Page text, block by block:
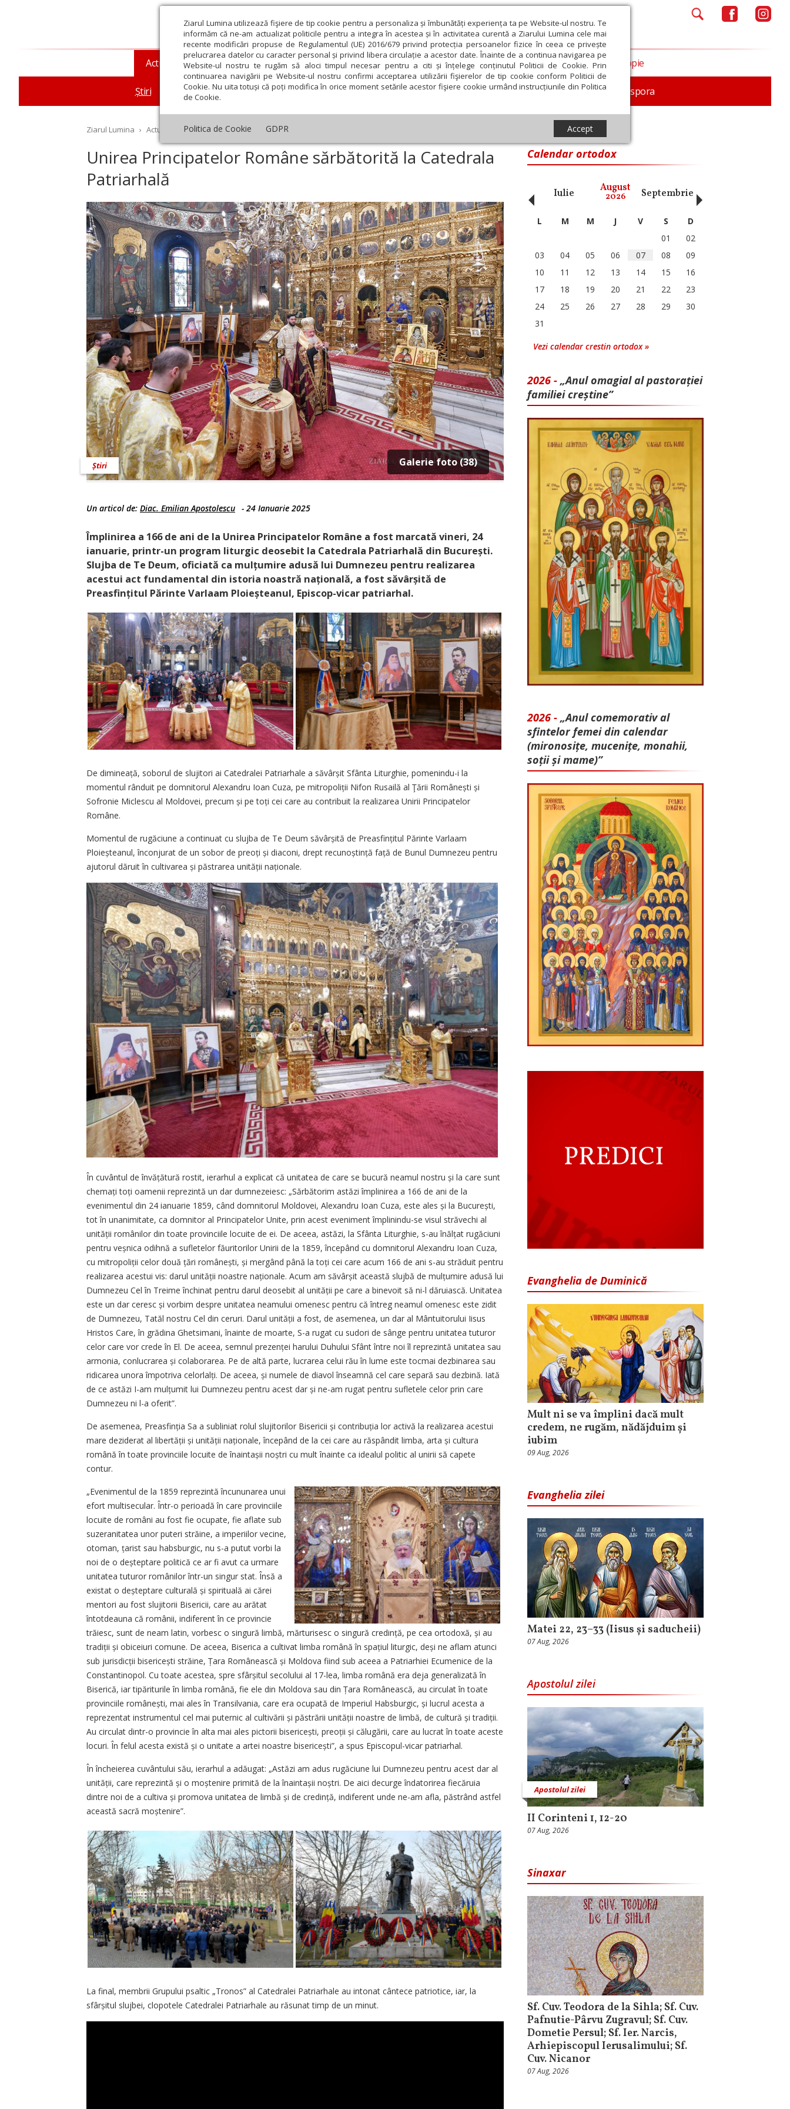
Ziarul Lumina utilizează fişiere de tip cookie pentru a personaliza și îmbunătăți experiența ta pe Website-ul nostru. Te
informăm că ne-am actualizat politicile pentru a integra în acestea și în activitatea curentă a Ziarului Lumina cele mai
recente modificări propuse de Regulamentul (UE) 2016/679 privind protecția persoanelor fizice în ceea ce privește
prelucrarea datelor cu caracter personal și privind libera circulație a acestor date. Înainte de a continua navigarea pe
Website-ul nostru te rugăm să aloci timpul necesar pentru a citi și înțelege conținutul Politicii de Cookie. Prin
continuarea navigării pe Website-ul nostru confirmi acceptarea utilizării fişierelor de tip cookie conform Politicii de
Cookie. Nu uita totuși că poți modifica în orice moment setările acestor fişiere cookie urmând instrucțiunile din Politica
de Cookie.
Politica de Cookie GDPR Accept
Actualitate religioasă
Știri Mesaje și cuvântări An omagial Comunicate de presă Documentar In memoriam Diaspora
Teologie și spiritualitate Educaţie și Cultură Societate Opinii Filantropie
Ziarul Lumina › Actualitate religioasă › Știri › Unirea Principatelor Române sărbătorită la Catedrala Patriarhală
Unirea Principatelor Române sărbătorită la Catedrala
Patriarhală
Galerie foto (38)
Știri
Un articol de: Diac. Emilian Apostolescu - 24 Ianuarie 2025
Împlinirea a 166 de ani de la Unirea Principatelor Române a fost marcată vineri, 24
ianuarie, printr-un program liturgic deosebit la Catedrala Patriarhală din București.
Slujba de Te Deum, oficiată ca mulțumire adusă lui Dumnezeu pentru realizarea
acestui act fundamental din istoria noastră națională, a fost săvârșită de
Preasfințitul Părinte Varlaam Ploieșteanul, Episcop-vicar patriarhal.
De dimineață, soborul de slujitori ai Catedralei Patriarhale a săvârșit Sfânta Liturghie, pomenindu-i la
momentul rânduit pe domnitorul Alexandru Ioan Cuza, pe mitro­po­liții Nifon Rusailă al Ţării Româ­nești și
Sofronie Miclescu al Moldovei, precum și pe toți cei care au contribuit la realizarea Unirii Principatelor
Române.
Momentul de rugăciune a continuat cu slujba de Te Deum săvâr­șită de Preasfințitul Părinte Varlaam
Ploieșteanul, înconjurat de un sobor de preoți și diaconi, drept recunoștință față de Bunul Dumnezeu pentru
ajutorul dăruit în cultivarea și păstrarea unității națio­nale.
În cuvântul de învățătură rostit, ierarhul a explicat că unitatea de care se bucură neamul nostru și la care sunt
chemați toți oamenii reprezintă un dar dumnezeiesc: „Sărbătorim astăzi împlinirea a 166 de ani de la
evenimentul din 24 ianuarie 1859, când domnitorul Moldovei, Alexandru Ioan Cuza, este ales și la București,
tot în unanimitate, ca domnitor al Principatelor Unite, prin acest eveniment împlinindu-se visul străvechi al
unității românilor din toate provinciile locuite de ei. De aceea, astăzi, la Sfânta Liturghie, s-au înălțat rugăciuni
pentru veșnica odihnă a sufletelor făuritorilor Unirii de la 1859, începând cu domnitorul Alexandru Ioan Cuza,
cu mitropoliții celor două țări românești, și mergând până la toți cei care acum 166 de ani s-au străduit pentru
realizarea acestui vis: darul unității noastre naționale. Acum am săvârșit această slujbă de mulțumire adusă lui
Dumnezeu Cel în Treime închinat pentru darul deosebit al unității pe care a binevoit să ni-l dăruiască. Unitatea
este un dar ceresc și vorbim despre unitatea neamului omenesc pentru că întreg neamul omenesc este zidit
de Dumnezeu, Tatăl nostru Cel din ceruri. Darul unității a fost, de asemenea, un dar al Mântuitorului Iisus
Hristos Care, în grădina Ghetsimani, înainte de moarte, S-a rugat cu sudori de sânge pentru unitatea tuturor
celor care vor crede în El. De aceea, semnul prezenței harului Duhului Sfânt între noi îl reprezintă unitatea sau
armonia, conlucrarea și colaborarea. Pe de altă parte, lucrarea celui rău în lume este tocmai dezbinarea sau
ridicarea unora împotriva celorlalți. De aceea, și numele de diavol înseamnă cel care separă sau dezbină. Iată
de ce astăzi I-am mulțumit lui Dumnezeu pentru acest dar și ne-am rugat pentru sufletele celor prin care
Dumnezeu ni l-a oferit”.
De asemenea, Preasfinția Sa a subliniat rolul slujitorilor Bisericii și contribuția lor activă la realizarea acestui
mare deziderat al libertății și unității naționale, începând de la cei care au răspândit limba, arta și cultura
română în toate provinciile locuite de înain­tașii noștri cu mult înainte ca idealul politic al unirii să capete
contur.
„Evenimentul de la 1859 reprezintă încununarea unui
efort multisecular. Într-o perioadă în care provinciile
locuite de români au fost fie ocupate, fie aflate sub
suzeranitatea unor puteri străine, a imperiilor vecine,
otoman, țarist sau habsburgic, nu s-a putut vorbi la
noi de o deșteptare politică ce ar fi avut ca urmare
unitatea tuturor românilor într-un singur stat. Însă a
existat o deșteptare culturală și spirituală ai cărei
mentori au fost slujitorii Bisericii, care au arătat
întotdeauna că românii, indiferent în ce provincie
trăiesc, sunt de neam latin, vorbesc o singură limbă, mărturisesc o singură credință, pe cea ortodoxă, și au
tradiții și obiceiuri comune. De aceea, Biserica a cultivat limba română în spațiul liturgic, deși ne aflam atunci
sub jurisdicții bisericești străine, Țara Românească și Moldova fiind sub aceea a Patriarhiei Ecumenice de la
Constantinopol. Cu toate acestea, spre sfârșitul secolului al 17-lea, limba română era deja generalizată în
Biserică, iar tipăriturile în limba română, fie ele din Moldova sau din Țara Românească, au circulat în toate
provinciile românești, mai ales în Transilvania, care era ocupată de Imperiul Habsburgic, și lucrul acesta a
reprezentat instrumentul cel mai puternic al cultivării și păstrării unității noastre de limbă, de cultură și tradiții.
Au circulat dintr-o provincie în alta mai ales pictorii bisericești, preoții și călugării, care au lucrat în toate aceste
locuri. În felul acesta există și o unitate a artei noastre bisericești”, a spus Episcopul-vicar patriarhal.
În încheierea cuvântului său, ierarhul a adăugat: „Astăzi am adus rugăciune lui Dumnezeu pentru acest dar al
unității, care reprezintă și o moștenire primită de la înaintașii noștri. De aici decurge îndatorirea fiecăruia
dintre noi de a cultiva și promova unitatea de limbă și de credință, indiferent unde ne-am afla, păstrând astfel
această sacră moștenire”.
La final, membrii Grupului psaltic „Tronos” al Catedralei Patriarhale au intonat cântece patriotice, iar, la
sfârșitul slujbei, clopotele Catedralei Patriarhale au răsunat timp de un minut.
Calendar ortodox
Iulie August
2026 Septembrie Octombrie
‹ L M M J V S
D
01
02
03
04 05 06 07 08
09
10
11 12 13 14 15
16
17
18 19 20 21 22
23
24
25 26 27 28 29
30
31
Vezi calendar crestin ortodox »
2026 - „Anul omagial al pastorației
familiei creștine”
2026 - „Anul comemorativ al
sfintelor femei din calendar
(mironosițe, mu­cenițe, monahii,
soții și mame)”
Evanghelia de Duminică
Mult ni se va împlini dacă mult
credem, ne rugăm, nădăjduim și
iubim
09 Aug, 2026
Evanghelia zilei
Matei 22, 23–33 (Iisus și saducheii)
07 Aug, 2026
Apostolul zilei
Apostolul zilei
II Corinteni 1, 12-20
07 Aug, 2026
Sinaxar
Sf. Cuv. Teodora de la Sihla; Sf. Cuv.
Pafnutie-Pârvu Zugravul; Sf. Cuv.
Dometie Persul; Sf. Ier. Narcis,
Arhiepiscopul Ierusalimului; Sf.
Cuv. Nicanor
07 Aug, 2026